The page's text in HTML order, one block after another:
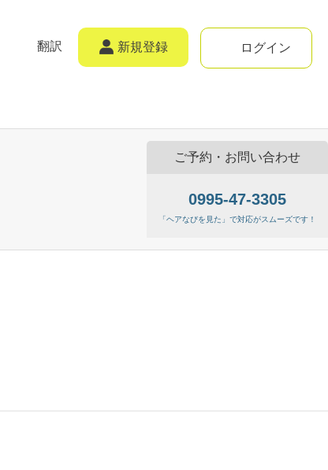
新規登録 ログイン
翻訳
ご予約・お問い合わせ
0995-47-3305
「ヘアなびを見た」で対応がスムーズです！